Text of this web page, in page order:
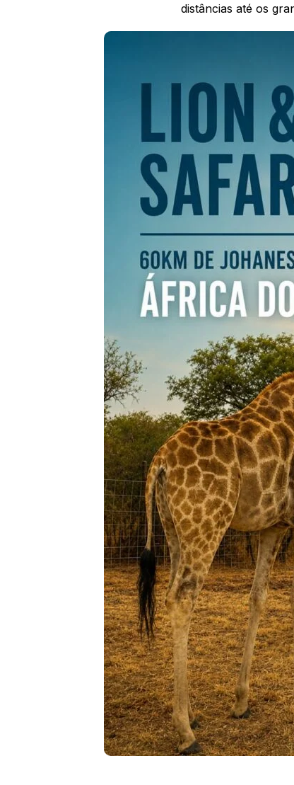
distâncias até os